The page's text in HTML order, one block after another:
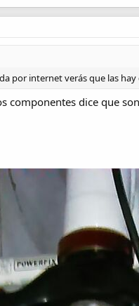
por internet verás que las
componentes dice que